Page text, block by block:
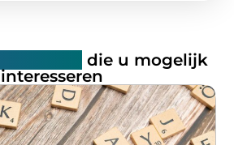
die u mogelijk
interesseren